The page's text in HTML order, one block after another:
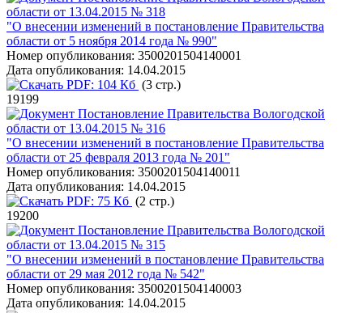
области от 13.04.2015 № 318
"О внесении изменений в постановление Правительства
области от 5 ноября 2014 года № 990"
Номер опубликования: 3500201504140001
Дата опубликования: 14.04.2015
PDF: 104 Кб (3 стр.)
19199
Постановление Правительства Вологодской
области от 13.04.2015 № 316
"О внесении изменений в постановление Правительства
области от 25 февраля 2013 года № 201"
Номер опубликования: 3500201504140011
Дата опубликования: 14.04.2015
PDF: 75 Кб (2 стр.)
19200
Постановление Правительства Вологодской
области от 13.04.2015 № 315
"О внесении изменений в постановление Правительства
области от 29 мая 2012 года № 542"
Номер опубликования: 3500201504140003
Дата опубликования: 14.04.2015